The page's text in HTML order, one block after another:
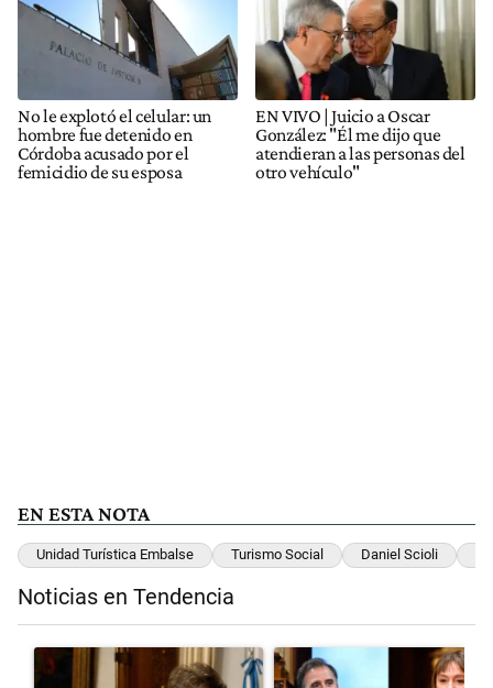
No le explotó el celular: un
hombre fue detenido en
Córdoba acusado por el
femicidio de su esposa
EN VIVO | Juicio a Oscar
González: "Él me dijo que
atendieran a las personas del
otro vehículo"
EN ESTA NOTA
Unidad Turística Embalse Turismo Social Daniel Scioli
Noticias en Tendencia
Un artículo de tendencia con el título "Encuesta: Patricia Bullrich
Un artículo de tendencia con el